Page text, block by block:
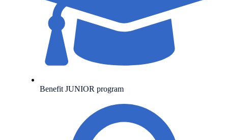
Benefit JUNIOR program